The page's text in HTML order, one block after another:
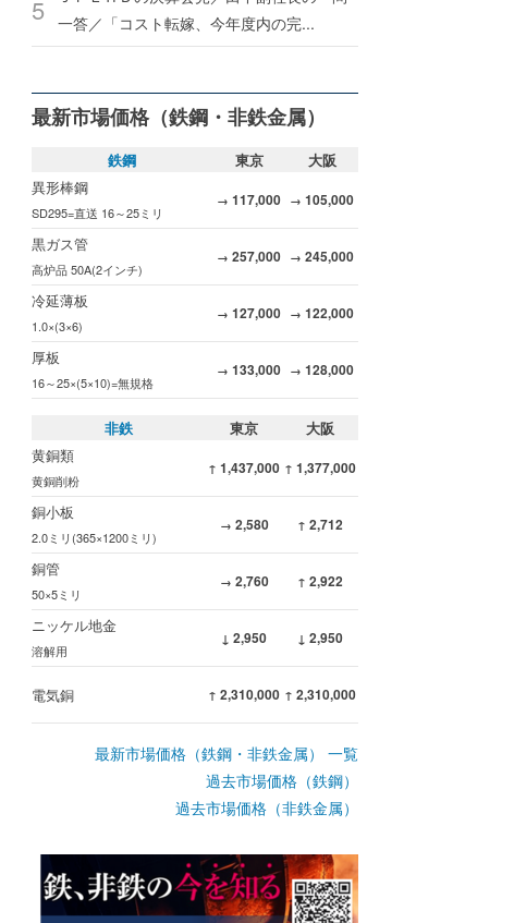
一答／「コスト転嫁、今年度内の完...
最新市場価格（鉄鋼・非鉄金属）
鉄鋼 東京
大阪
異形棒鋼
SD295=直送 16～25ミリ
→ 117,000 → 105,000
黒ガス管
高炉品 50A(2インチ)
→ 257,000 → 245,000
冷延薄板
1.0×(3×6)
→ 127,000 → 122,000
厚板
16～25×(5×10)=無規格
→ 133,000 → 128,000
非鉄 東京
大阪
黄銅類
黄銅削粉
↑ 1,437,000 ↑ 1,377,000
銅小板
2.0ミリ(365×1200ミリ)
→ 2,580 ↑ 2,712
銅管
50×5ミリ
→ 2,760 ↑ 2,922
ニッケル地金
溶解用
↓ 2,950 ↓ 2,950
電気銅 ↑ 2,310,000 ↑ 2,310,000
最新市場価格（鉄鋼・非鉄金属） 一覧
過去市場価格（鉄鋼）
過去市場価格（非鉄金属）